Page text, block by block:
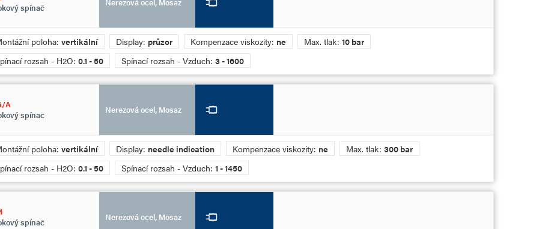
spínač
Nerezová ocel, Mosaz
poloha:vertikální Display: průzor Kompenzace viskozity: ne Max. tlak:10 bar
rozsah - H2O:0.1 - 50 Spínací rozsah - Vzduch:3 - 1600
A
spínač
Nerezová ocel, Mosaz
poloha:vertikální Display: needle indication Kompenzace viskozity: ne Max. tlak:300 bar
rozsah - H2O:0.1 - 50 Spínací rozsah - Vzduch:1 - 1450
spínač
Nerezová ocel, Mosaz